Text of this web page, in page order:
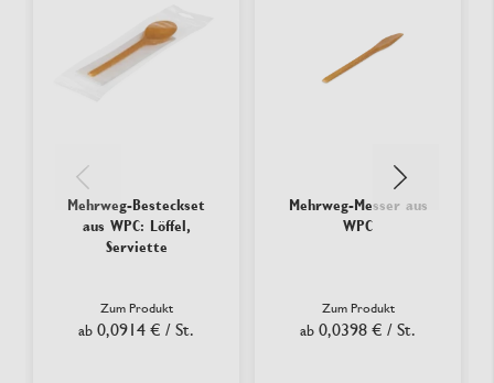
Mehrweg-Besteckset
aus WPC: Löffel,
Serviette
Zum Produkt
ab 0,0914 € / St.
Mehrweg-Messer aus
WPC
Zum Produkt
ab 0,0398 € / St.